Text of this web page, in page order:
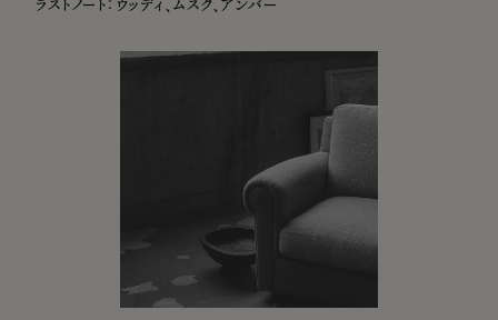
ラストノート：ウッディ、ムスク、アンバー